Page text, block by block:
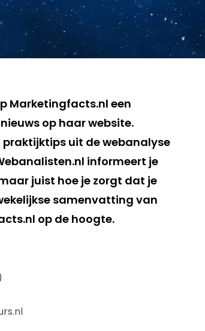
Marketingfacts.nl een
op haar website.
uit de webanalyse
informeert je
juist hoe je zorgt dat je
samenvatting van
op de hoogte.